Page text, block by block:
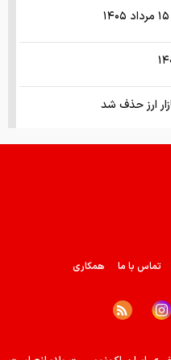
ارز حذف شد
ارتش اسرائیل: با
کرد
در سال ۱۴۰۵
تماس با ما همکاری